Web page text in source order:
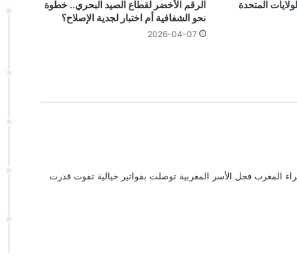
المتحدة
الرقم الأخضر لقطاع الصيد البحري.. خطوة
نحو الشفافية أم اختبار لجدية الإصلاح؟
2026-04-07
المغرب فجل الأسر المغربية توصلت بفواتير خيالية تفوت قدرت